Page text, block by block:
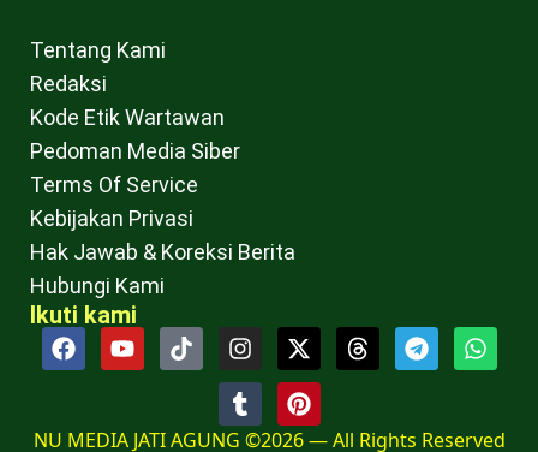
Tentang Kami
Redaksi
Kode Etik Wartawan
Pedoman Media Siber
Terms Of Service
Kebijakan Privasi
Hak Jawab & Koreksi Berita
Hubungi Kami
Ikuti kami
NU MEDIA JATI AGUNG ©2026 — All Rights Reserved